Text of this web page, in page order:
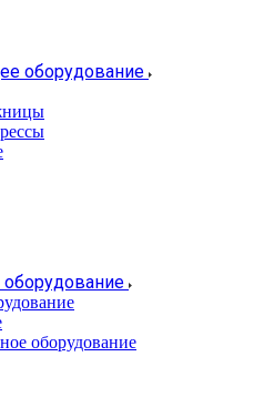
оборудование
оборудование